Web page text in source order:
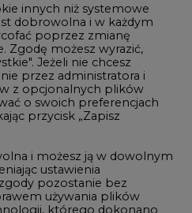
innych niż systemowe
dobrowolna i w każdym
poprzez zmianę
Zgodę możesz wyrazić,
Jeżeli nie chcesz
przez administratora i
z opcjonalnych plików
o swoich preferencjach
przycisk „Zapisz
i możesz ją w dowolnym
ustawienia
pozostanie bez
używania plików
którego dokonano